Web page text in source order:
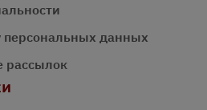
персональных данных
рассылок